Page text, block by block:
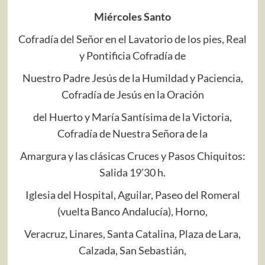
Miércoles Santo
Cofradía del Señor en el Lavatorio de los pies, Real
y Pontificia Cofradía de
Nuestro Padre Jesús de la Humildad y Paciencia,
Cofradía de Jesús en la Oración
del Huerto y María Santísima de la Victoria,
Cofradía de Nuestra Señora de la
Amargura y las clásicas Cruces y Pasos Chiquitos:
Salida 19’30 h.
Iglesia del Hospital, Aguilar, Paseo del Romeral
(vuelta Banco Andalucía), Horno,
Veracruz, Linares, Santa Catalina, Plaza de Lara,
Calzada, San Sebastián,